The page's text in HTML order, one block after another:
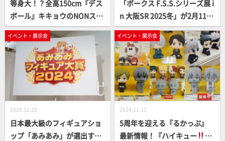
ス】
等身大！？全高150cm『デス
ボール』キキョウのNONスケ
ールフィギュアが現在予約受
付中！ワンダーフェスティバ
ル2025[冬]に東京フィギュア
ブースで展示予定！【ダイキ
工業】
「ボークス F.S.S.シリーズ展 i
n 大阪SR 2025冬」が2月11日
（火・祝）まで開催中！ 最新
会場レポート
イベント・展示会
2024.12.20
日本最大級のフィギュアショ
ップ「あみあみ」が選出する
イベント・展示会
2024.11.12
5周年を迎える『るかっぷ』
最新情報！『ハイキュー
』